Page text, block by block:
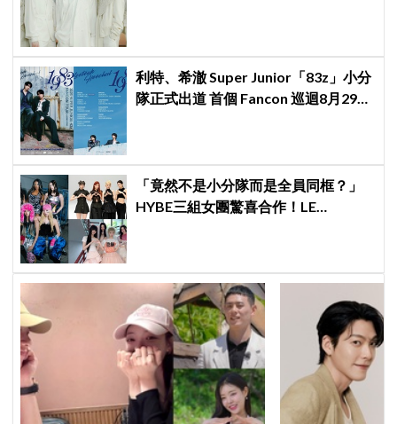
利特、希澈 Super Junior「83z」小分
隊正式出道 首個 Fancon 巡迴8月29日
「竟然不是小分隊而是全員同框？」
HYBE三組女團驚喜合作！LE